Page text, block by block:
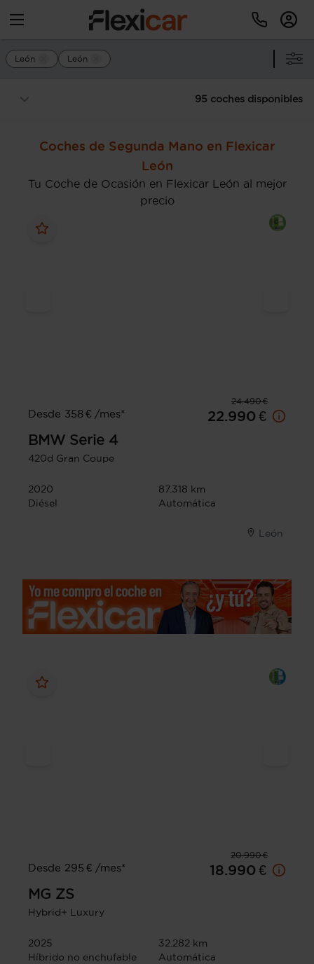
León León
95 coches disponibles
Coches de Segunda Mano en Flexicar
León
Tu Coche de Ocasión en Flexicar León al mejor
precio
24.490 €
Desde 358 € /mes*
22.990 €
BMW Serie 4
420d Gran Coupe
2020
87.318 km
Diésel
Automática
León
20.990 €
Desde 295 € /mes*
18.990 €
MG ZS
Hybrid+ Luxury
2025
32.282 km
Híbrido no enchufable
Automática